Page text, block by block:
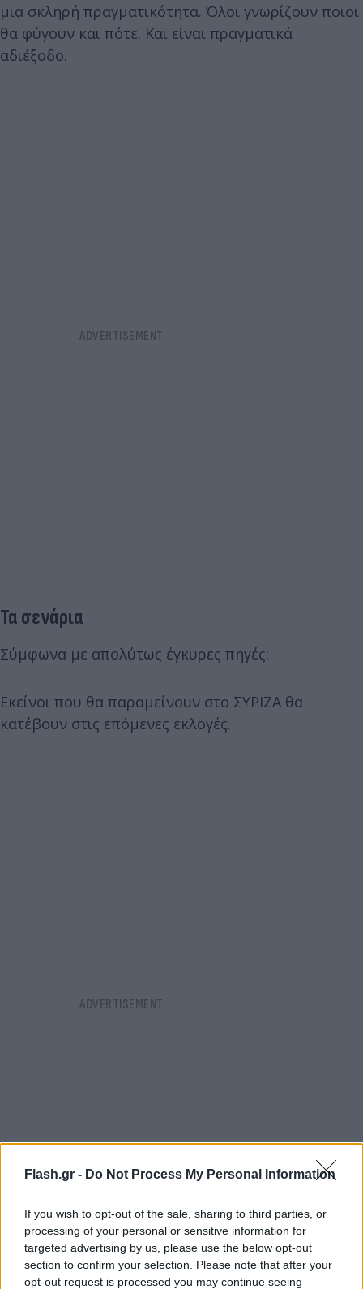
Flash.gr - Do Not Process My Personal Information
If you wish to opt-out of the sale, sharing to third parties, or
processing of your personal or sensitive information for
targeted advertising by us, please use the below opt-out
section to confirm your selection. Please note that after your
opt-out request is processed you may continue seeing
μια σκληρή πραγματικότητα. Όλοι γνωρίζουν ποιοι
θα φύγουν και πότε. Και είναι πραγματικά
αδιέξοδο.
Τα σενάρια
Σύμφωνα με απολύτως έγκυρες πηγές:
Εκείνοι που θα παραμείνουν στο ΣΥΡΙΖΑ θα
κατέβουν στις επόμενες εκλογές.
Βήμα δύσκολο μεν, διότι το εγχείρημα